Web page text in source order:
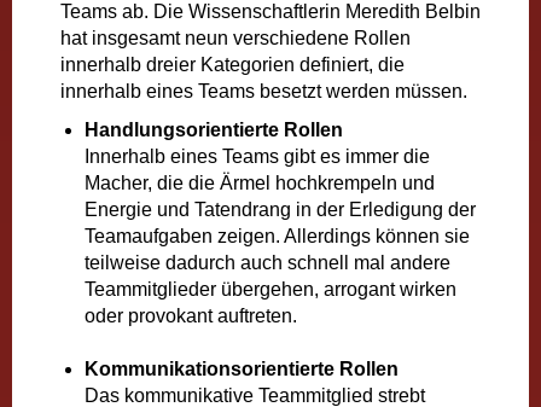
Teams ab. Die Wissenschaftlerin Meredith Belbin
hat insgesamt neun verschiedene Rollen
innerhalb dreier Kategorien definiert, die
innerhalb eines Teams besetzt werden müssen.
Handlungsorientierte Rollen
Innerhalb eines Teams gibt es immer die
Macher, die die Ärmel hochkrempeln und
Energie und Tatendrang in der Erledigung der
Teamaufgaben zeigen. Allerdings können sie
teilweise dadurch auch schnell mal andere
Teammitglieder übergehen, arrogant wirken
oder provokant auftreten.
Kommunikationsorientierte Rollen
Das kommunikative Teammitglied strebt